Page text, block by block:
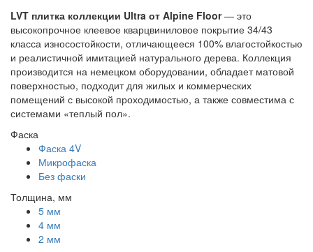
LVT плитка коллекции Ultra от Alpine Floor— это
высокопрочное клеевое кварцвиниловое покрытие 34/43
класса износостойкости, отличающееся 100% влагостойкостью
и реалистичной имитацией натурального дерева. Коллекция
производится на немецком оборудовании, обладает матовой
поверхностью, подходит для жилых и коммерческих
помещений с высокой проходимостью, а также совместима с
системами «теплый пол».
Фаска
Фаска 4V
Микрофаска
Без фаски
Толщина, мм
5 мм
4 мм
2 мм